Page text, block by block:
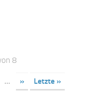
8
... » Letzte »